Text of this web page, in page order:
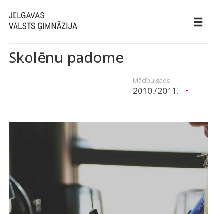
Skolēnu padome
Mācību gads
2010./2011.